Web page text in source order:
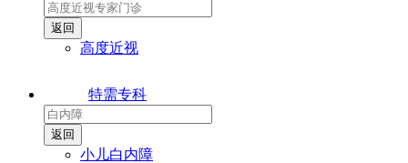
高度近视
特需专科
小儿白内障